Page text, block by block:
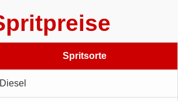
Spritsorte
Diesel